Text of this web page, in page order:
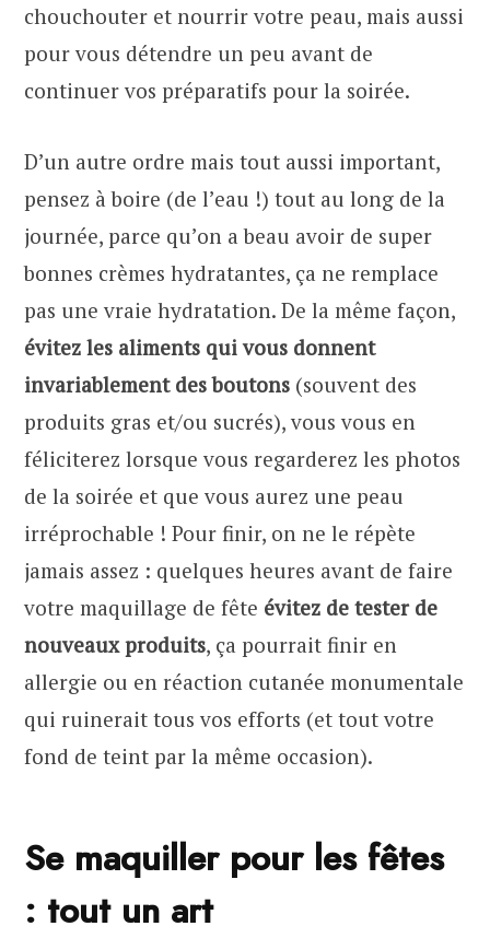
chouchouter et nourrir votre peau, mais aussi
pour vous détendre un peu avant de
continuer vos préparatifs pour la soirée.
D’un autre ordre mais tout aussi important,
pensez à boire (de l’eau !) tout au long de la
journée, parce qu’on a beau avoir de super
bonnes crèmes hydratantes, ça ne remplace
pas une vraie hydratation. De la même façon,
évitez les aliments qui vous donnent
invariablement des boutons (souvent des
produits gras et/ou sucrés), vous vous en
féliciterez lorsque vous regarderez les photos
de la soirée et que vous aurez une peau
irréprochable ! Pour finir, on ne le répète
jamais assez : quelques heures avant de faire
votre maquillage de fête évitez de tester de
nouveaux produits, ça pourrait finir en
allergie ou en réaction cutanée monumentale
qui ruinerait tous vos efforts (et tout votre
fond de teint par la même occasion).
Se maquiller pour les fêtes
: tout un art